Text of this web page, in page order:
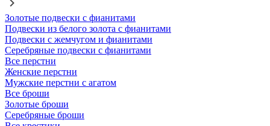
Золотые подвески с фианитами
Подвески из белого золота с фианитами
Подвески с жемчугом и фианитами
Серебряные подвески с фианитами
Все перстни
Женские перстни
Мужские перстни с агатом
Все броши
Золотые броши
Серебряные броши